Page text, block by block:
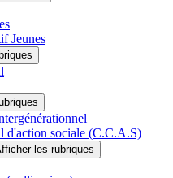
Jeunes
d'action sociale (C.C.A.S)